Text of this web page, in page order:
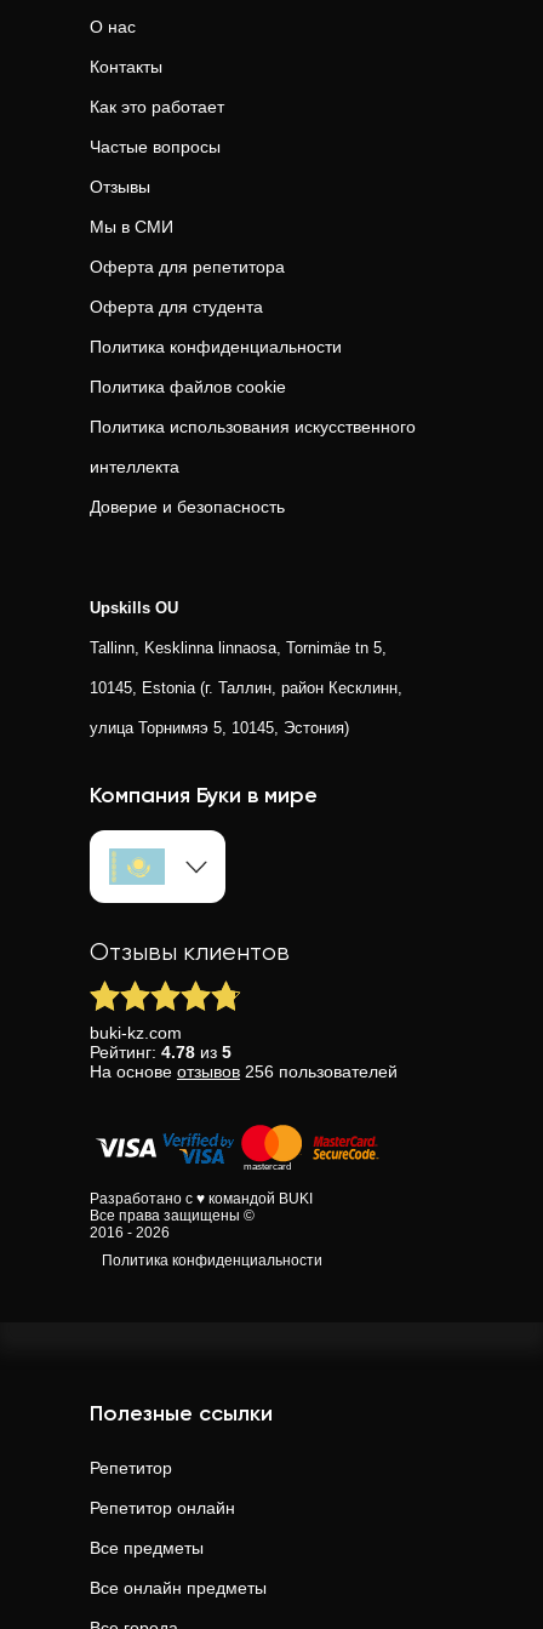
О нас
Контакты
Как это работает
Частые вопросы
Отзывы
Мы в СМИ
Оферта для репетитора
Оферта для студента
Политика конфиденциальности
Политика файлов cookie
Политика использования искусственного
интеллекта
Доверие и безопасность
Upskills OU
Tallinn, Kesklinna linnaosa, Tornimäe tn 5,
10145, Estonia (г. Таллин, район Кесклинн,
улица Торнимяэ 5, 10145, Эстония)
Компания Буки в мире
Отзывы клиентов
buki-kz.com
Рейтинг: 4.78 из 5
На основе отзывов 256 пользователей
Разработано с ♥ командой BUKI
Все права защищены ©
2016 - 2026
Политика конфиденциальности
Полезные ссылки
Репетитор
Репетитор онлайн
Все предметы
Все онлайн предметы